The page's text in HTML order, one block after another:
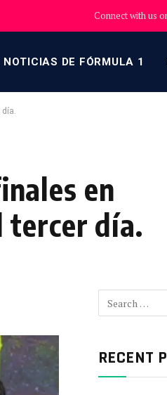
Connect with us
NOTICIAS DE FÓRMULA 1
en
tercer día.
RECENT